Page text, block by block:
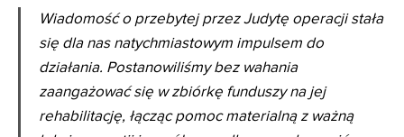
Wiadomość o przebytej przez Judytę operacji stała
się dla nas natychmiastowym impulsem do
działania. Postanowiliśmy bez wahania
zaangażować się w zbiórkę funduszy na jej
rehabilitację, łącząc pomoc materialną z ważną